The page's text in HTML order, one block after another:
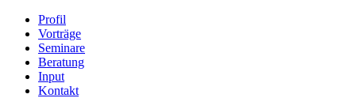
Profil
Vorträge
Seminare
Beratung
Input
Kontakt